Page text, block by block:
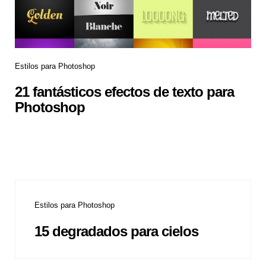
Estilos para Photoshop
21 fantásticos efectos de texto para
Photoshop
Estilos para Photoshop
15 degradados para cielos